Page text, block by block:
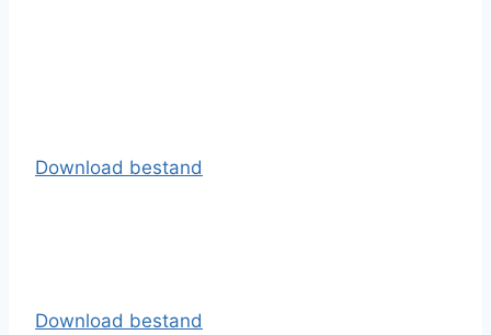
Download bestand
Download bestand